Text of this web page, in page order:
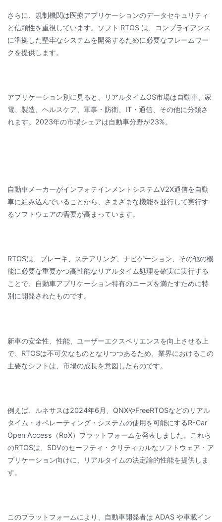
さらに、規制機関は医療アプリケーションのデータセキュリティ
と信頼性を重視しています。ソフト RTOS は、コンプライアンス
に準拠した堅牢なシステムを開発するために必要なフレームワー
クを提供します。
アプリケーション別に見ると、リアルタイムOS市場は自動車、家
電、製造、ヘルスケア、軍事・防衛、IT・通信、その他に分類さ
れます。2023年の市場シェアは自動車分野が23%。
自動車メーカーがインフォテインメントシステムV2X通信を自動
車に組み込んでいることから、さまざまな機能を並行して実行す
るソフトウェアの需要が高まっています。
RTOSは、ブレーキ、ステアリング、ナビゲーション、その他の機
能に必要な重要かつ高性能なリアルタイム処理を確実に実行する
ことで、自動車アプリケーション特有のニーズを満たすために特
別に開発されたものです。
新車の安全性、性能、ユーザーエクスペリエンスを向上させる上
で、RTOSは不可欠なものとなりつつあるため、業界におけるこの
主要なシフトは、市場の成長を意図したものです。
例えば、ルネサスは2024年6月、QNXやFreeRTOSなどのリアル
タイム・オペレーティング・システムの使用を可能にするR-Car
Open Access（RoX）プラットフォームを発表しました。これら
のRTOSは、SDVのセーフティ・クリティカルなソフトウェア・ア
プリケーション向けに、リアルタイムの決定論的性能を提供しま
す。
このプラットフォームにより、自動車開発者は ADAS や車載イン